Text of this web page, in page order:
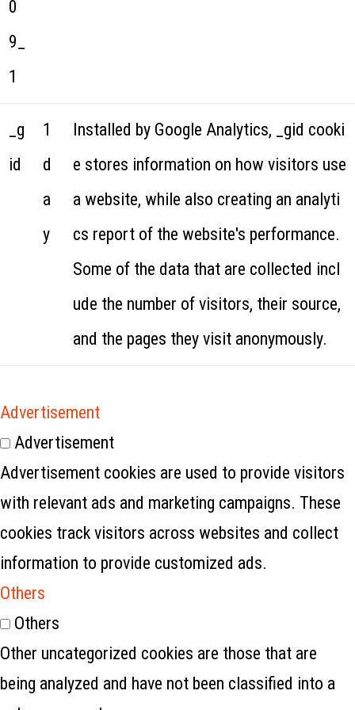
0
9_
1
_g
id
1
d
a
y
Installed by Google Analytics, _gid cooki
e stores information on how visitors use
a website, while also creating an analyti
cs report of the website's performance.
Some of the data that are collected incl
ude the number of visitors, their source,
and the pages they visit anonymously.
Advertisement
Advertisement
Advertisement cookies are used to provide visitors
with relevant ads and marketing campaigns. These
cookies track visitors across websites and collect
information to provide customized ads.
Others
Others
Other uncategorized cookies are those that are
being analyzed and have not been classified into a